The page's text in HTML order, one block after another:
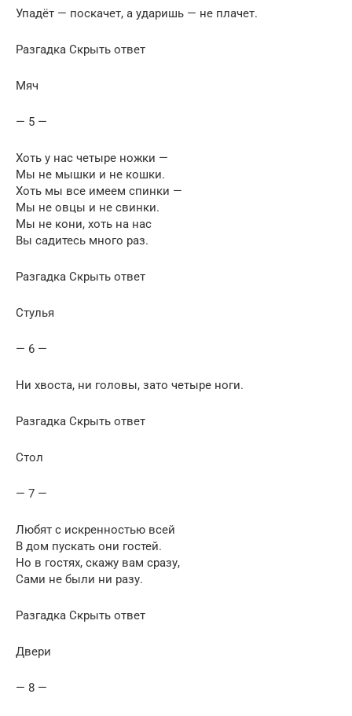
Упадёт — поскачет, а ударишь — не плачет.
Разгадка Скрыть ответ
Мяч
— 5 —
Хоть у нас четыре ножки —
Мы не мышки и не кошки.
Хоть мы все имеем спинки —
Мы не овцы и не свинки.
Мы не кони, хоть на нас
Вы садитесь много раз.
Разгадка Скрыть ответ
Стулья
— 6 —
Ни хвоста, ни головы, зато четыре ноги.
Разгадка Скрыть ответ
Стол
— 7 —
Любят с искренностью всей
В дом пускать они гостей.
Но в гостях, скажу вам сразу,
Сами не были ни разу.
Разгадка Скрыть ответ
Двери
— 8 —